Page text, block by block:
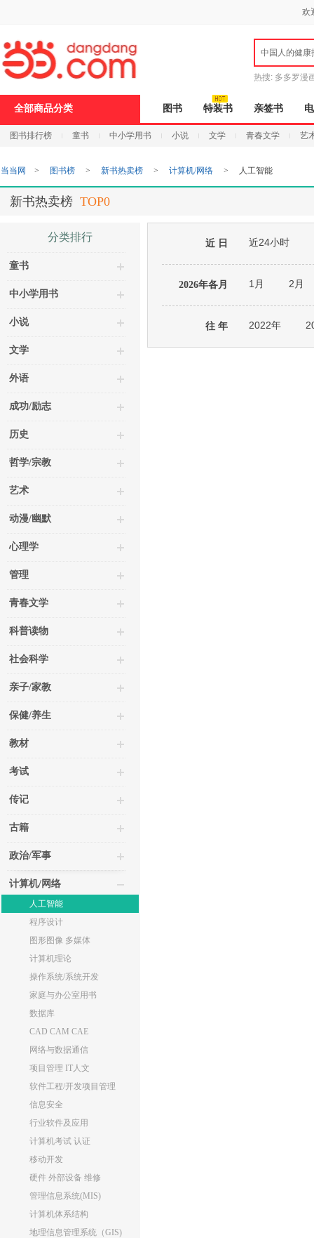
打
开
无
障
页
加
欢
中国人的健康
热搜: 多多罗漫
全部商品分类 图书 特装书 亲签书
图书排行榜 童书 中小学用书 小说 文学 青春文学 艺
当当网 > 图书榜 > 新书热卖榜 > 计算机/网络 > 人工智能
新书热卖榜 TOP0
分类排行
童书
中小学用书
小说
文学
外语
成功/励志
历史
哲学/宗教
艺术
动漫/幽默
心理学
管理
青春文学
科普读物
社会科学
亲子/家教
保健/养生
教材
考试
传记
古籍
政治/军事
计算机/网络
人工智能
程序设计
图形图像 多媒体
计算机理论
操作系统/系统开发
家庭与办公室用书
数据库
CAD CAM CAE
网络与数据通信
项目管理 IT人文
软件工程/开发项目管理
信息安全
行业软件及应用
计算机考试 认证
移动开发
硬件 外部设备 维修
管理信息系统(MIS)
计算机体系结构
地理信息管理系统（GIS)
近 日 近24小时
2026年各月 1月 2月
往 年 2022年